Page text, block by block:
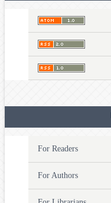
For Readers
For Authors